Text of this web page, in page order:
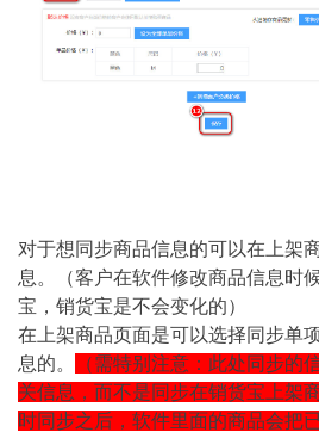
对于想同步商品信息的可以在上架
息。（客户在软件修改商品信息时
宝，销货宝是不会变化的）
在上架商品页面是可以选择同步单
息的。
（需特别注意：此处同步的
关信息，而不是同步在销货宝上架
时同步之后，软件里面的商品会把